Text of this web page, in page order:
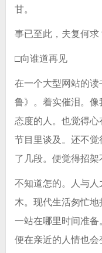
甘。
事已至此，夫复何求
□向谁道再见
在一个大型网站的
鲁》。着实催泪。
态度的人。也觉得
节目里谈及。还不
了几段。便觉得招架
不知道怎的。人与
木。现代生活匆忙
一站在哪里时间准
便在亲近的人情也